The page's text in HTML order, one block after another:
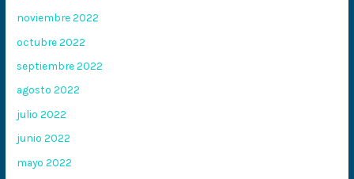
noviembre 2022
octubre 2022
septiembre 2022
agosto 2022
julio 2022
junio 2022
mayo 2022